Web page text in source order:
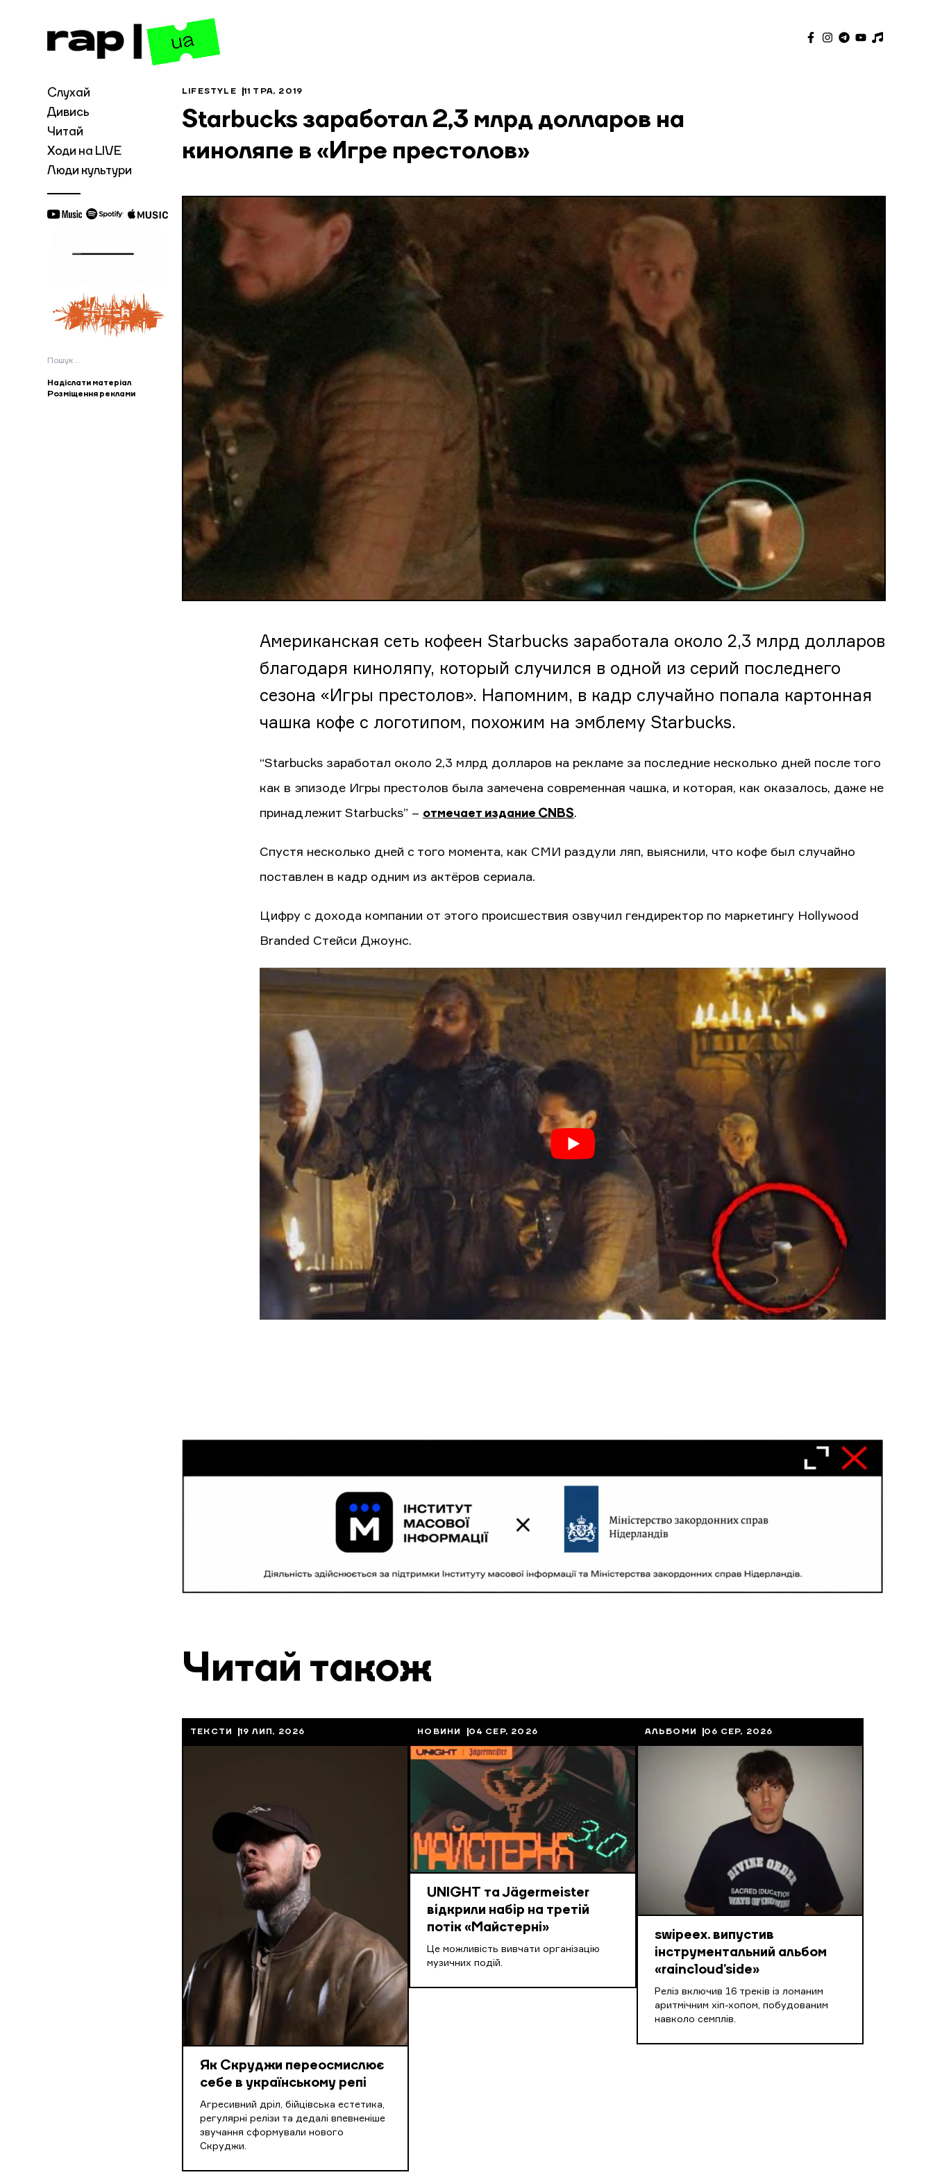
Слухай
Дивись
Читай
Ходи на LIVE
Люди культури
Пошук:
Надіслати матеріал
Розміщення реклами
LIFESTYLE 11 ТРА, 2019
Starbucks заработал 2,3 млрд долларов на
киноляпе в «Игре престолов»
Американская сеть кофеен Starbucks заработала около 2,3 млрд долларов
благодаря киноляпу, который случился в одной из серий последнего
сезона «Игры престолов». Напомним, в кадр случайно попала картонная
чашка кофе с логотипом, похожим на эмблему Starbucks.
“Starbucks заработал около 2,3 млрд долларов на рекламе за последние несколько дней после того
как в эпизоде Игры престолов была замечена современная чашка, и которая, как оказалось, даже не
принадлежит Starbucks” – отмечает издание CNBS.
Спустя несколько дней с того момента, как СМИ раздули ляп, выяснили, что кофе был случайно
поставлен в кадр одним из актёров сериала.
Цифру с дохода компании от этого происшествия озвучил гендиректор по маркетингу Hollywood
Branded Стейси Джоунс.
Читай також
ТЕКСТИ 19 ЛИП, 2026
Як Скруджи переосмислює
себе в українському репі
Агресивний дріл, бійцівська естетика,
регулярні релізи та дедалі впевненіше
звучання сформували нового
Скруджи.
НОВИНИ 04 СЕР, 2026
UNIGHT та Jägermeister
відкрили набір на третій
потік «Майстерні»
Це можливість вивчати організацію
музичних подій.
АЛЬБОМИ 06 СЕР, 2026
swipeex. випустив
інструментальний альбом
«raincloud’side»
Реліз включив 16 треків із ломаним
аритмічним хіп-хопом, побудованим
навколо семплів.